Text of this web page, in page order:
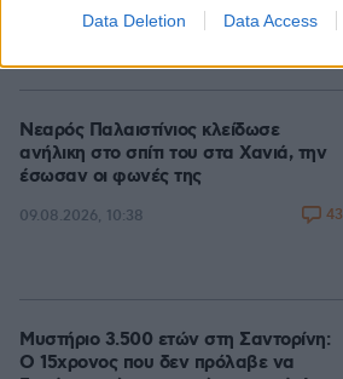
Data Deletion Data Access
σε... χαρτοπετσέτα
Νεαρός Παλαιστίνιος κλείδωσε
ανήλικη στο σπίτι του στα Χανιά, την
έσωσαν οι φωνές της
09.08.2026, 10:38 43
Μυστήριο 3.500 ετών στη Σαντορίνη:
Ο 15χρονος που δεν πρόλαβε να